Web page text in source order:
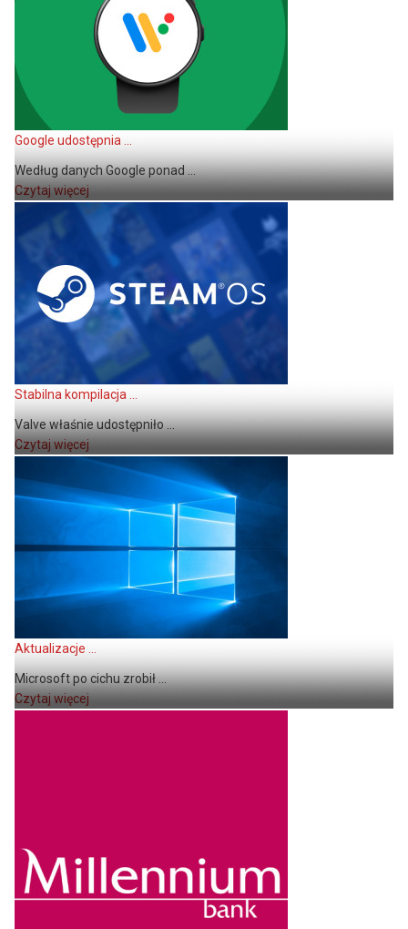
Google udostępnia ...
Według danych Google ponad ...
Czytaj więcej
Stabilna kompilacja ...
Valve właśnie udostępniło ...
Czytaj więcej
Aktualizacje ...
Microsoft po cichu zrobił ...
Czytaj więcej